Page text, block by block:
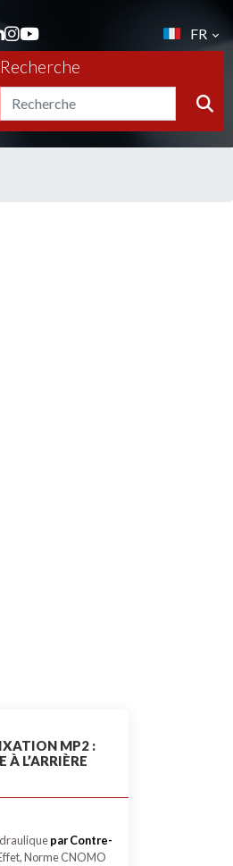
FR
Recherche
MP2 :
À L’ARRIÈRE
par Contre-
Norme CNOMO